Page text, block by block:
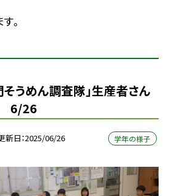
。
そうめん調査隊」生産者さん
6/26
新日 2025/06/26 学年の様子